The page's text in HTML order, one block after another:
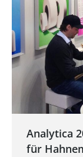
Analytica
für